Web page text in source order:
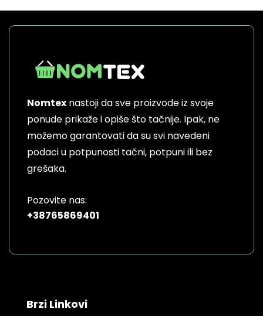
options
may
chosen
on
the
product
page
Nomtex nastoji da sve proizvode iz svoje
ponude prikaže i opiše što tačnije. Ipak, ne
možemo garantovati da su svi navedeni
podaci u potpunosti tačni, potpuni ili bez
grešaka.
Pozovite nas:
+38765869401
Brzi Linkovi